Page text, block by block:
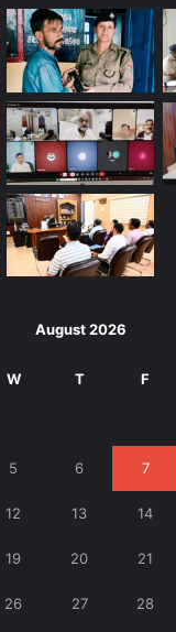
August 2026
W T F
5 6 7
12 13 14
19 20 21
26 27 28